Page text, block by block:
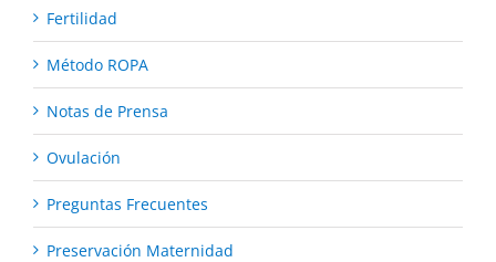
Fertilidad
Método ROPA
Notas de Prensa
Ovulación
Preguntas Frecuentes
Preservación Maternidad